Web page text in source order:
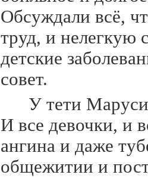
Обсуждали всё,
труд, и нелегкую
детские
совет.
У тети
И все девочки, и
ангина и даже
общежитии и